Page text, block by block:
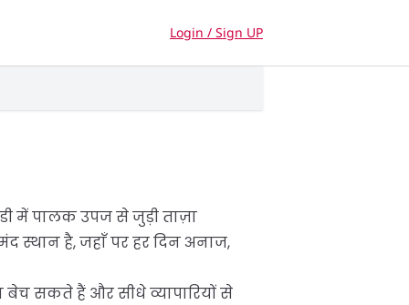
Login / Sign UP
में पालक उपज से जुड़ी ताज़ा
स्थान है, जहाँ पर हर दिन अनाज,
सकते हैं और सीधे व्यापारियों से